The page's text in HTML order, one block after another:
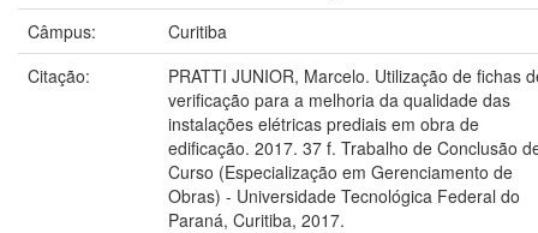
Câmpus:
Curitiba
Citação:
PRATTI JUNIOR, Marcelo. Utilização de fichas
verificação para a melhoria da qualidade das
instalações elétricas prediais em obra de
edificação. 2017. 37 f. Trabalho de Conclusão
Curso (Especialização em Gerenciamento de
Obras) - Universidade Tecnológica Federal do
Paraná, Curitiba, 2017.